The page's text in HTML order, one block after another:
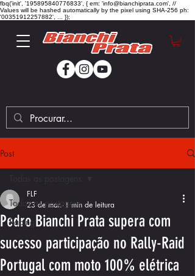
fbq('init', '195895840776833', { em: 'info@bianchiprata.com', //
Values will be hashed automatically by the pixel using SHA-256 ph:
'00351912257882', ... });
Post
Todas as postagens
Racing
Pedro Bianchi Prata supera com
sucesso participação no Rally-Raid
Portugal com moto 100% elétrica
FLF
23 de mar. 1 min de leitura